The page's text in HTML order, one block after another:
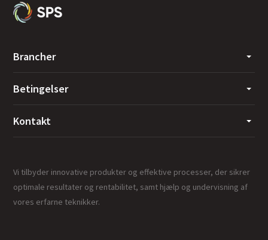
Brancher
Betingelser
Kontakt
Vi tilbyder innovative produkter og effektive processer, der sikrer
optimale resultater og rentabilitet, samt hjælp og undervisning af
vores erfarne teknikker.